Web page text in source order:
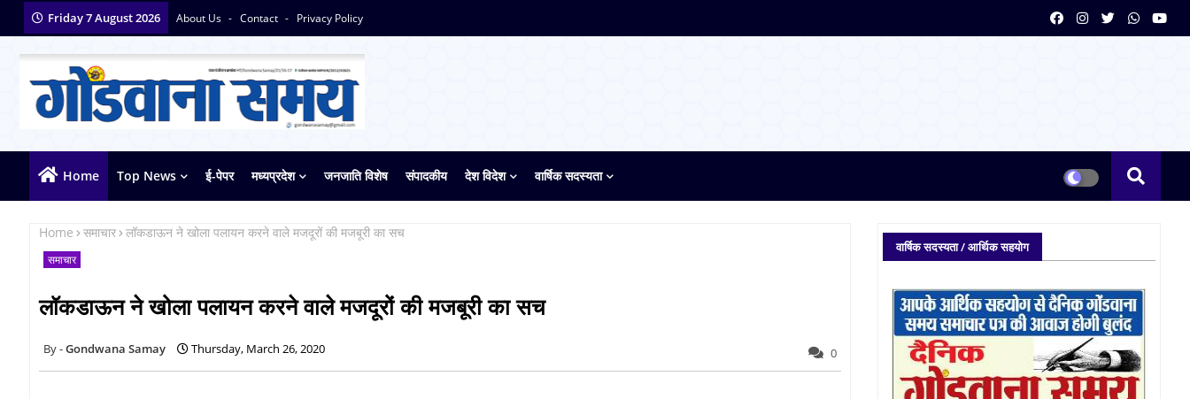
Friday 7 August 2026 About Us Contact Privacy Policy
Home Top News ई-पेपर मध्यप्रदेश जनजाति विशेष संपादकीय देश विदेश वार्षिक सदस्यता
Home समाचार लॉकडाऊन ने खोला पलायन करने वाले मजदूरों की मजबूरी का सच
समाचार
लॉकडाऊन ने खोला पलायन करने वाले मजदूरों की मजबूरी का सच
Gondwana Samay Thursday, March 26, 2020 0
वार्षिक सदस्यता / आर्थिक सहयोग